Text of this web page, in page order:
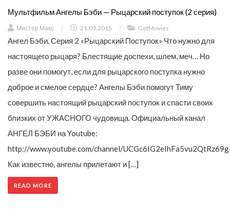
Мультфильм Ангелы Бэби — Рыцарский поступок (2 серия)
Мистер Макс / 21.09.2015 / GetMovies
Ангел Бэби. Серия 2 «Рыцарский Поступок» Что нужно для
настоящего рыцаря? Блестящие доспехи, шлем, меч… Но
разве они помогут, если для рыцарского поступка нужно
доброе и смелое сердце? Ангелы Бэби помогут Тиму
совершить настоящий рыцарский поступок и спасти своих
близких от УЖАСНОГО чудовища. Официальный канал
АНГЕЛ БЭБИ на Youtube:
http://www.youtube.com/channel/UCGc6IG2eIhFa5vu2QtRz69g
Как известно, ангелы прилетают и […]
READ MORE